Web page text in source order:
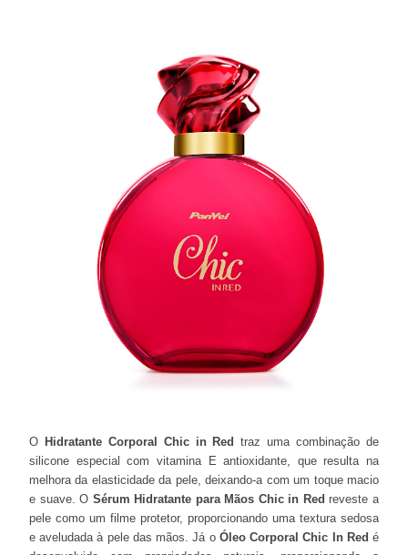
O Hidratante Corporal Chic in Red traz uma combinação de
silicone especial com vitamina E antioxidante, que resulta na
melhora da elasticidade da pele, deixando-a com um toque macio
e suave. O Sérum Hidratante para Mãos Chic in Redreveste a
pele como um filme protetor, proporcionando uma textura sedosa
e aveludada à pele das mãos. Já o Óleo Corporal Chic In Redé